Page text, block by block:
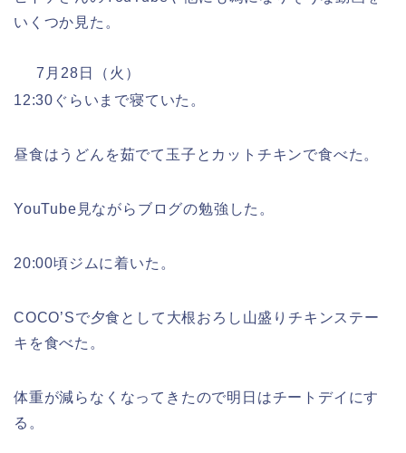
いくつか見た。
7月28日（火）
12:30ぐらいまで寝ていた。
昼食はうどんを茹でて玉子とカットチキンで食べた。
YouTube見ながらブログの勉強した。
20:00頃ジムに着いた。
COCO’Sで夕食として大根おろし山盛りチキンステー
キを食べた。
体重が減らなくなってきたので明日はチートデイにす
る。